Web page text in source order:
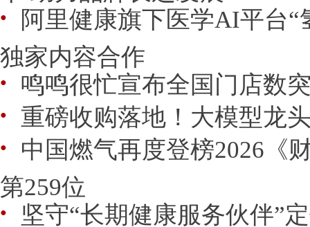
● 阿里健康旗下医学AI平台
独家内容合作
● 鸣鸣很忙宣布全国门店数
● 重磅收购落地！大模型龙
● 中国燃气再度登榜2026《
第259位
● 坚守“长期健康服务伙伴”